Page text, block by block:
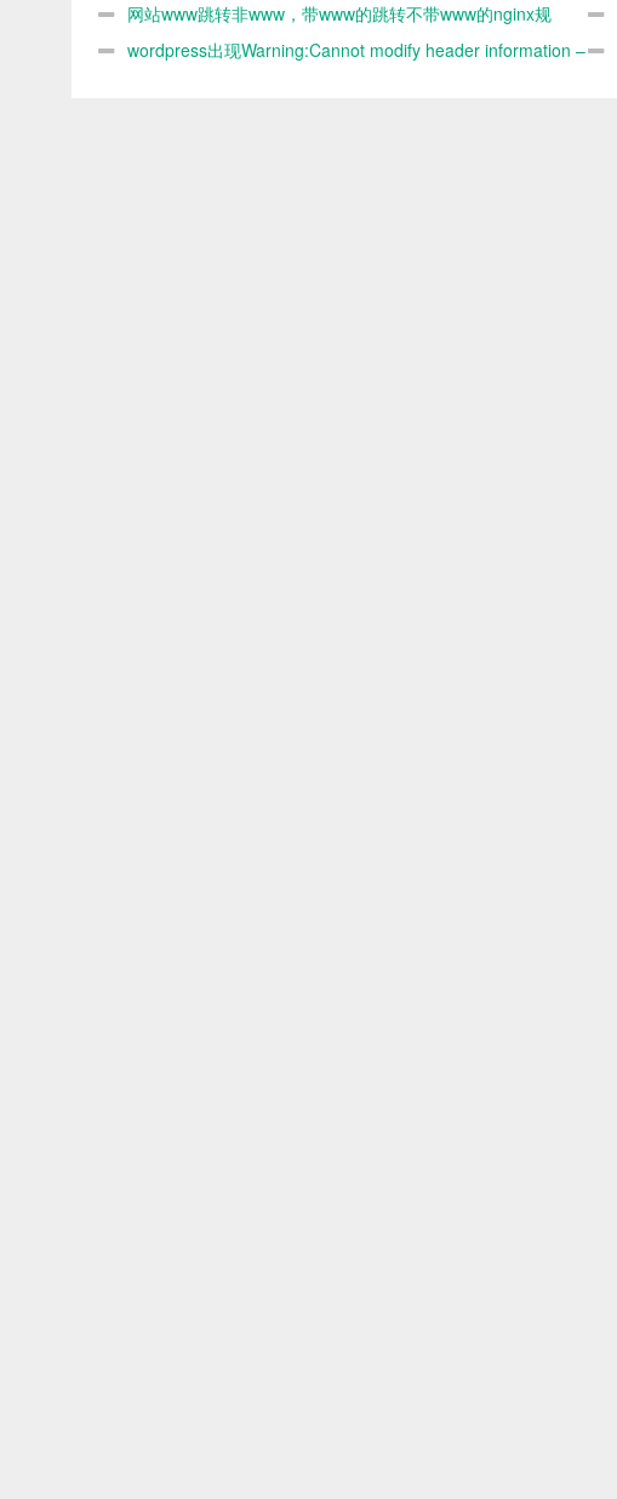
网站www跳转非www，带www的跳转不带www的nginx规
则 wordpress出现Warning:Cannot modify header information –